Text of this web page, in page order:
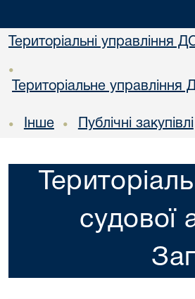
Територіальні управління
•
Територіальне управління
• Інше • Публічні закупівлі
судової